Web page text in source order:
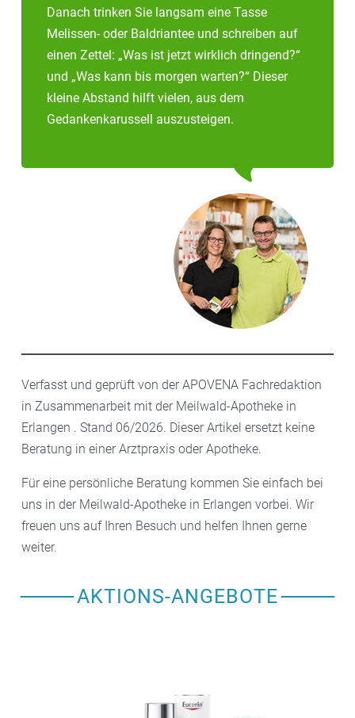
Danach trinken Sie langsam eine Tasse
Melissen- oder Baldriantee und schreiben auf
einen Zettel: „Was ist jetzt wirklich dringend?“
und „Was kann bis morgen warten?“ Dieser
kleine Abstand hilft vielen, aus dem
Gedankenkarussell auszusteigen.
Verfasst und geprüft von der APOVENA Fachredaktion
in Zusammenarbeit mit der Meilwald-Apotheke in
Erlangen . Stand 06/2026. Dieser Artikel ersetzt keine
Beratung in einer Arztpraxis oder Apotheke.
Für eine persönliche Beratung kommen Sie einfach bei
uns in der Meilwald-Apotheke in Erlangen vorbei. Wir
freuen uns auf Ihren Besuch und helfen Ihnen gerne
weiter.
AKTIONS-ANGEBOTE